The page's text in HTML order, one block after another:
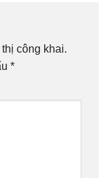
công khai.
*